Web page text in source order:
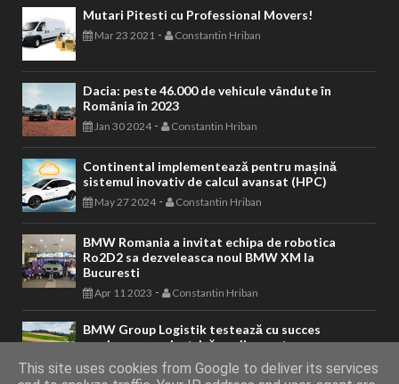
Mutari Pitesti cu Professional Movers!
Mar 23 2021 - Constantin Hriban
Dacia: peste 46.000 de vehicule vândute în
România în 2023
Jan 30 2024- Constantin Hriban
Continental implementează pentru mașină
sistemul inovativ de calcul avansat (HPC)
May 27 2024- Constantin Hriban
BMW Romania a invitat echipa de robotica
Ro2D2 sa dezveleasca noul BMW XM la
Bucuresti
Apr 11 2023 - Constantin Hriban
BMW Group Logistik testează cu succes
semiremorca electrică pe diverse trasee
Oct 28 2023- Constantin Hriban
This site uses cookies from Google to deliver its services